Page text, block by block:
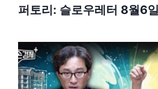
퍼토리: 슬로우레터 8월6